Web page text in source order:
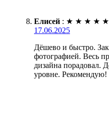
Елисей : ★ ★ ★ ★ ★
17.06.2025
Дёшево и быстро.
фотографией. Весь
дизайна порадовал.
уровне. Рекомендую!